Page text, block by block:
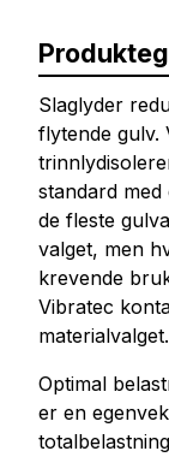
Slaglyder
flytende gulv.
standard
de fleste
valget, men
krevende
Vibratec
materialvalget.
Optimal
er en